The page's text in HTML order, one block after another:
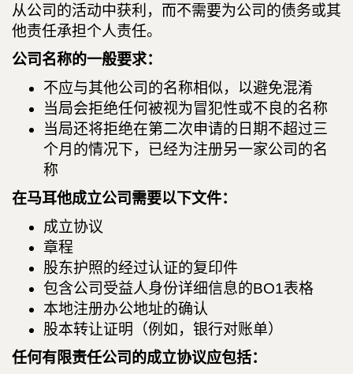
从公司的活动中获利，而不需要为公司的债务或其
他责任承担个人责任。
公司名称的一般要求：
不应与其他公司的名称相似，以避免混淆
当局会拒绝任何被视为冒犯性或不良的名称
当局还将拒绝在第二次申请的日期不超过三
个月的情况下，已经为注册另一家公司的名
称
在马耳他成立公司需要以下文件：
成立协议
章程
股东护照的经过认证的复印件
包含公司受益人身份详细信息的BO1表格
本地注册办公地址的确认
股本转让证明（例如，银行对账单）
任何有限责任公司的成立协议应包括：